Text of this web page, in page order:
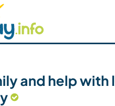
Busca un compañero
and help